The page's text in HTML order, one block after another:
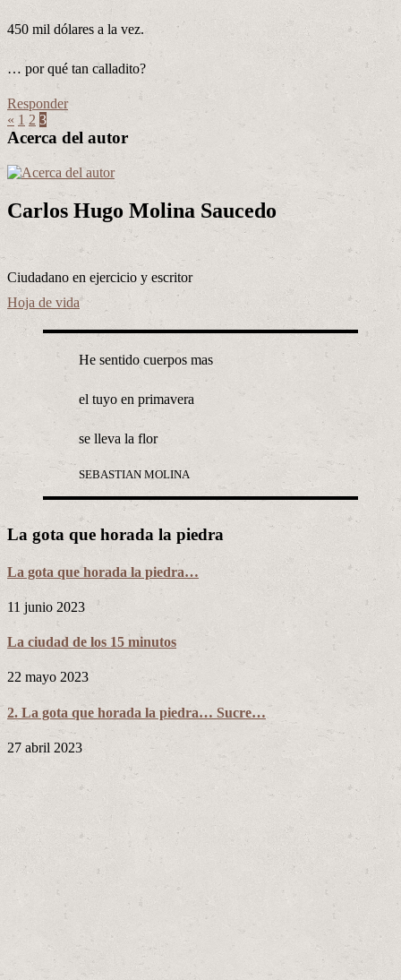
450 mil dólares a la vez.
… por qué tan calladito?
Responder
« 1 2 3
Acerca del autor
Carlos Hugo Molina Saucedo
Ciudadano en ejercicio y escritor
Hoja de vida
He sentido cuerpos mas
el tuyo en primavera
se lleva la flor
SEBASTIAN MOLINA
La gota que horada la piedra
La gota que horada la piedra…
11 junio 2023
La ciudad de los 15 minutos
22 mayo 2023
2. La gota que horada la piedra… Sucre…
27 abril 2023